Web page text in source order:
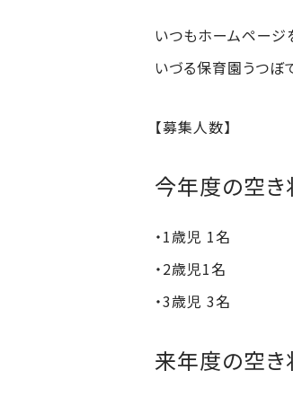
いつもホームページ
いづる保育園うつぼ
【募集人数】
今年度の空き
・1歳児 1名
・2歳児1名
・3歳児 3名
来年度の空き